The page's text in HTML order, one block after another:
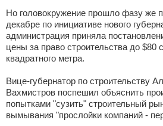
Но головокружение прошло фазу же
декабре по инициативе нового
администрация приняла
цены за право строительства до $80
квадратного метра.
Вице-губернатор по строительству
Вахмистров поспешил объяснить
попытками "сузить" строительный
вымывания "прослойки компаний -